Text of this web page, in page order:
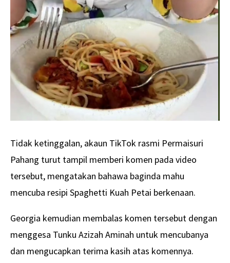
Tidak ketinggalan, akaun TikTok rasmi Permaisuri
Pahang turut tampil memberi komen pada video
tersebut, mengatakan bahawa baginda mahu
mencuba resipi Spaghetti Kuah Petai berkenaan.
Georgia kemudian membalas komen tersebut dengan
menggesa Tunku Azizah Aminah untuk mencubanya
dan mengucapkan terima kasih atas komennya.